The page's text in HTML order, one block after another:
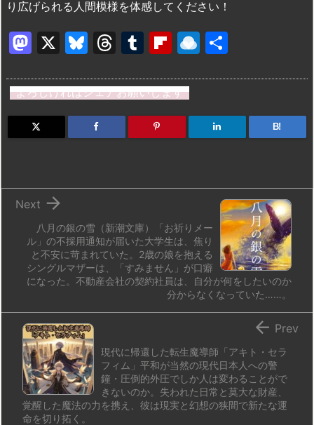
り広げられる人間模様を体感してください！
M
st
o
d
X
Bl
e
s
k
T
e
a
d
T
m
bl
r
Fl
b
o
ar
R
n
dr
o
よろしければシェアお願いします
B!
八月の銀の雪（新潮文庫）「お祈りメー
ル」の不採用通知が届いた大学生は、焦り
と不安に苛まれていた。2歳の娘を抱える
シングルマザーは、「すみません」が口癖
になった。不動産会社の契約社員は、自分が何をしたいのか
分からなくなっていた……。

Next
現代に帰還した転生魔導師「アキト・セラ
フィム」平和が当然の現代日本人への警
鐘・圧倒的外圧でしか人は変わることがで
きないのか。失われた日常と莫大な財産、
覚醒した魔法の力を携え、彼は現実と幻想の狭間で新たな運
命を切り拓く。
 Prev